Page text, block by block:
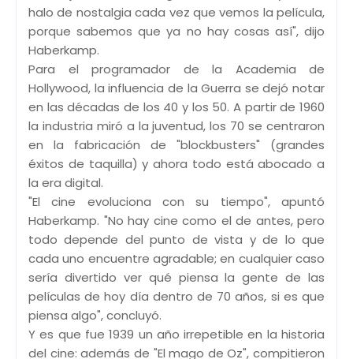
halo de nostalgia cada vez que vemos la película,
porque sabemos que ya no hay cosas así", dijo
Haberkamp.
Para el programador de la Academia de
Hollywood, la influencia de la Guerra se dejó notar
en las décadas de los 40 y los 50. A partir de 1960
la industria miró a la juventud, los 70 se centraron
en la fabricación de "blockbusters" (grandes
éxitos de taquilla) y ahora todo está abocado a
la era digital.
"El cine evoluciona con su tiempo", apuntó
Haberkamp. "No hay cine como el de antes, pero
todo depende del punto de vista y de lo que
cada uno encuentre agradable; en cualquier caso
sería divertido ver qué piensa la gente de las
películas de hoy día dentro de 70 años, si es que
piensa algo", concluyó.
Y es que fue 1939 un año irrepetible en la historia
del cine: además de "El mago de Oz", compitieron